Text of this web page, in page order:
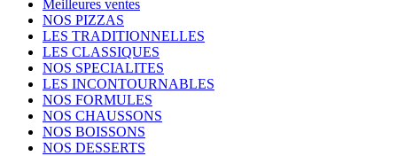
Meilleures ventes
NOS PIZZAS
LES TRADITIONNELLES
LES CLASSIQUES
NOS SPECIALITES
LES INCONTOURNABLES
NOS FORMULES
NOS CHAUSSONS
NOS BOISSONS
NOS DESSERTS